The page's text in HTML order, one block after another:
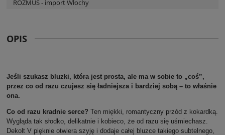
ROZMUS - import Włochy
OPIS
Jeśli szukasz bluzki, która jest prosta, ale ma w sobie to „coś”,
przez co od razu czujesz się ładniejsza i bardziej sobą – to właśnie
ona.
Co od razu kradnie serce? Ten miękki, romantyczny przód z kokardką.
Wygląda tak słodko, delikatnie i kobieco, że od razu się uśmiechasz.
Dekolt V pięknie otwiera szyję i dodaje całej bluzce takiego subtelnego,